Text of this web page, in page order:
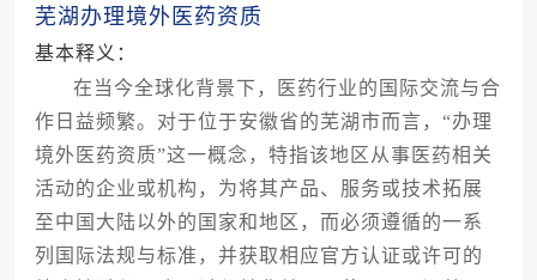
芜湖办理境外医药资质
基本释义：
在当今全球化背景下，医药行业的国际交流与合
作日益频繁。对于位于安徽省的芜湖市而言，“办理
境外医药资质”这一概念，特指该地区从事医药相关
活动的企业或机构，为将其产品、服务或技术拓展
至中国大陆以外的国家和地区，而必须遵循的一系
列国际法规与标准，并获取相应官方认证或许可的